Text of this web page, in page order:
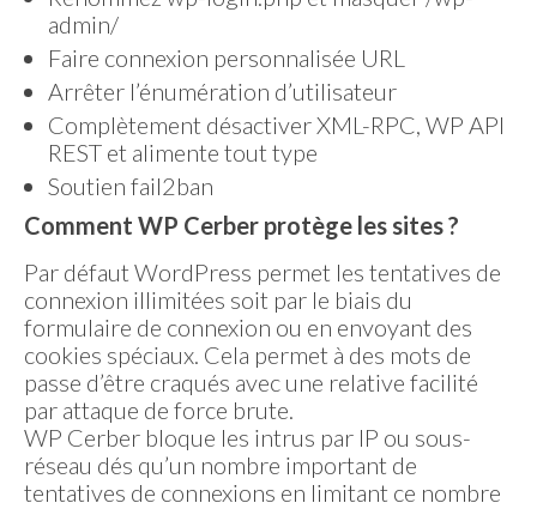
admin/
Faire connexion personnalisée URL
Arrêter l’énumération d’utilisateur
Complètement désactiver XML-RPC, WP API
REST et alimente tout type
Soutien fail2ban
Comment WP Cerber protège les sites ?
Par défaut WordPress permet les tentatives de
connexion illimitées soit par le biais du
formulaire de connexion ou en envoyant des
cookies spéciaux. Cela permet à des mots de
passe d’être craqués avec une relative facilité
par attaque de force brute.
WP Cerber bloque les intrus par IP ou sous-
réseau dés qu’un nombre important de
tentatives de connexions en limitant ce nombre